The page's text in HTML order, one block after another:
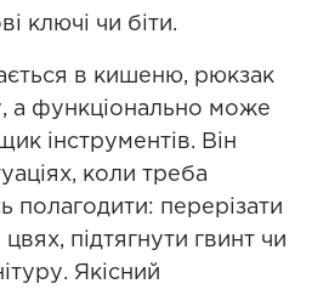
ключі чи біти.
в кишеню, рюкзак
а функціонально може
інструментів. Він
коли треба
полагодити: перерізати
підтягнути гвинт чи
Якісний